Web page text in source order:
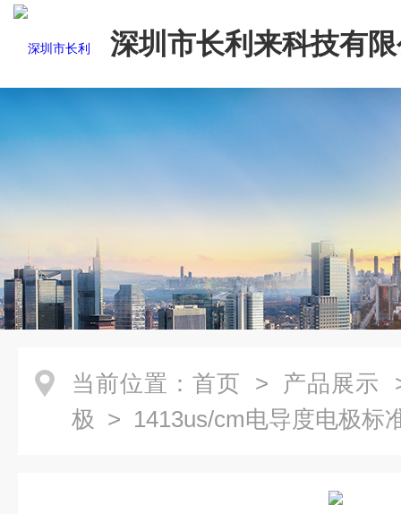
深圳市长利来科技有
当前位置： 首页 > 产品展示
极 > 1413us/cm电导度电极标